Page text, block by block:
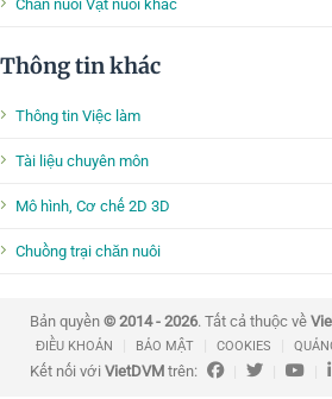
Chăn nuôi Vật nuôi khác
Thông tin khác
Thông tin Việc làm
Tài liệu chuyên môn
Mô hình, Cơ chế 2D 3D
Chuồng trại chăn nuôi
Bản quyền © 2014 - 2026. Tất cả thuộc về
ĐIỀU KHOẢN BẢO MẬT COOKIES
Kết nối với VietDVM trên: